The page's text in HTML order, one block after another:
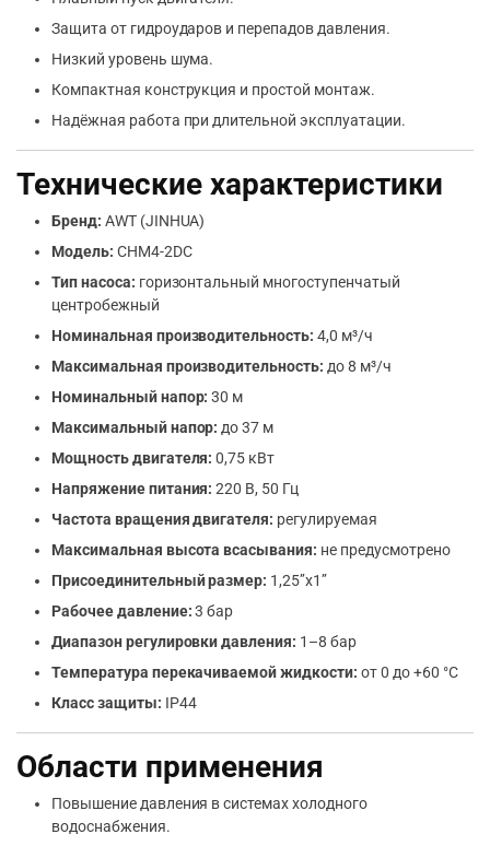
Защита от гидроударов и перепадов давления.
Низкий уровень шума.
Компактная конструкция и простой монтаж.
Надёжная работа при длительной эксплуатации.
Технические характеристики
Бренд: AWT (JINHUA)
Модель: CHM4-2DC
Тип насоса: горизонтальный многоступенчатый
центробежный
Номинальная производительность: 4,0 м³/ч
Максимальная производительность: до 8 м³/ч
Номинальный напор: 30 м
Максимальный напор: до 37 м
Мощность двигателя: 0,75 кВт
Напряжение питания: 220 В, 50 Гц
Частота вращения двигателя: регулируемая
Максимальная высота всасывания: не предусмотрено
Присоединительный размер: 1,25’’х1’’
Рабочее давление:3 бар
Диапазон регулировки давления: 1–8 бар
Температура перекачиваемой жидкости: от 0 до +60 °C
Класс защиты: IP44
Области применения
Повышение давления в системах холодного
водоснабжения.